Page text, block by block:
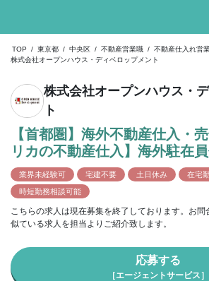
TOP / 東京都 / 中央区 / 不動産営業職 / 不動産仕入れ営
株式会社オープンハウス・ディベロップメント
株式会社オープンハウス・
ト
【首都圏】海外不動産仕入・
リカの不動産仕入】海外駐在
業界未経験可 宅建不要 土日休み
在宅
時短勤務相談可能
こちらの求人は現在募集を終了しております。お問
似ている求人を担当よりご紹介致します。
応募する
［エージェントサービス］